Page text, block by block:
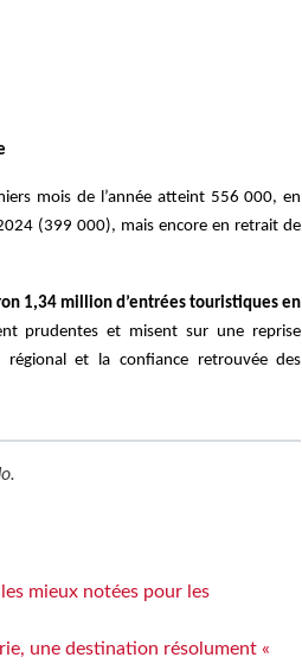
mois de l’année atteint 556 000, en
(399 000), mais encore en retrait de
1,34 million d’entrées touristiques en
prudentes et misent sur une reprise
régional et la confiance retrouvée des
.
mieux notées pour les
une destination résolument «